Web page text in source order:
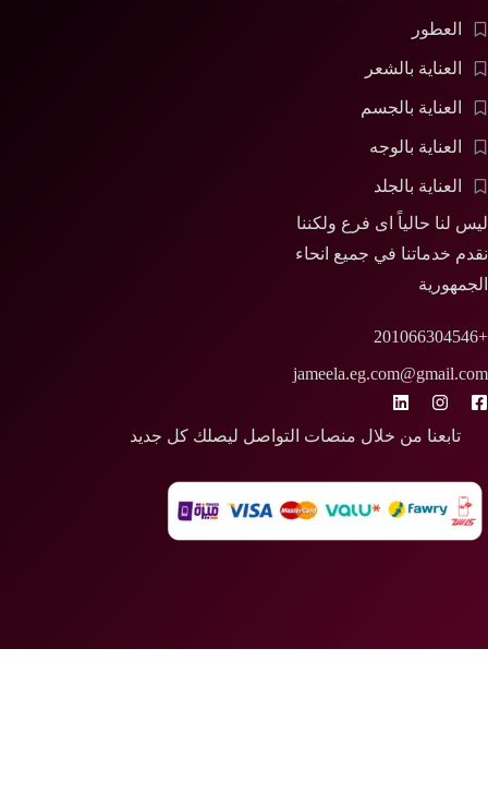
العطور
العناية بالشعر
العناية بالجسم
العناية بالوجه
العناية بالجلد
ليس لنا حالياً اى فرع ولكننا
نقدم خدماتنا في جميع انحاء
الجمهورية
+201066304546
jameela.eg.com@gmail.com
تابعنا من خلال منصات التواصل ليصلك كل جديد